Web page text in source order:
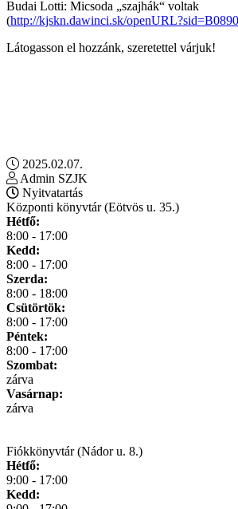
Budai Lotti: Micsoda „szajhák“ voltak
(http://kjskn.dawinci.sk/
Látogasson el hozzánk, szeretettel várjuk!
2025.02.07.
Admin SZJK
Nyitvatartás
Központi könyvtár (Eötvös u. 35.)
Hétfő:
8:00 - 17:00
Kedd:
8:00 - 17:00
Szerda:
8:00 - 18:00
Csütörtök:
8:00 - 17:00
Péntek:
8:00 - 17:00
Szombat:
zárva
Vasárnap:
zárva
Fiókkönyvtár (Nádor u. 8.)
Hétfő:
9:00 - 17:00
Kedd: